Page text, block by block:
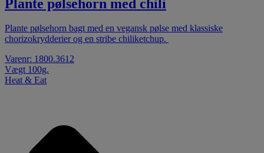
Plante pølsehorn med chili
Plante pølsehorn bagt med en vegansk pølse med klassiske
chorizokrydderier og en stribe chiliketchup.
Varenr: 1800.3612
Vægt 100g.
Heat & Eat